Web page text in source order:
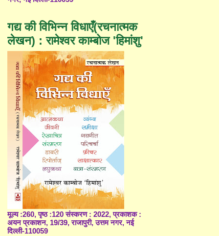
गद्य की विभिन्न विधाएँ(रचनात्मक
लेखन) : रामेश्वर काम्बोज 'हिमांशु'
मूल्य :260, पृष्ठ :120 संस्करण : 2022, प्रकाशक :
अयन प्रकाशन, 19/39, राजापुरी, उत्तम नगर, नई
दिल्ली-110059